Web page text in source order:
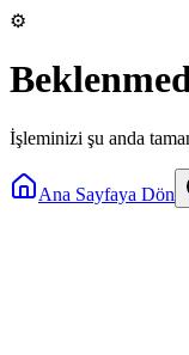
⚙️
İşleminizi şu anda
Ana Sayfaya Dön